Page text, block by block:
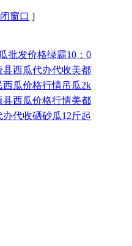
窗口 ]
批发价格绿霸10：0
县西瓜代办代收美都
西瓜价格行情吊瓜2k
县西瓜价格行情美都
办代收硒砂瓜12斤起